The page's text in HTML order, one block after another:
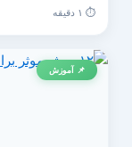
📌 آموزش